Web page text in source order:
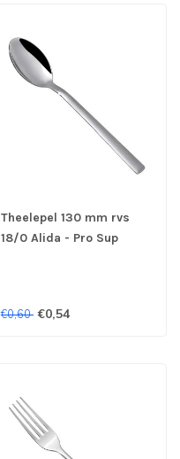
Theelepel 130 mm rvs
18/0 Alida - Pro Sup
€0,60 €0,54